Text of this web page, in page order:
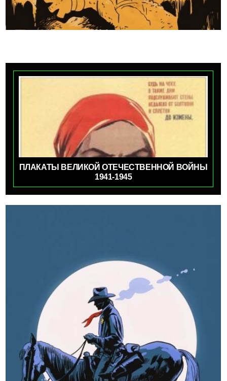
ПЛАКАТЫ ВЕЛИКОЙ ОТЕЧЕСТВЕННОЙ ВОЙНЫ
1941-1945